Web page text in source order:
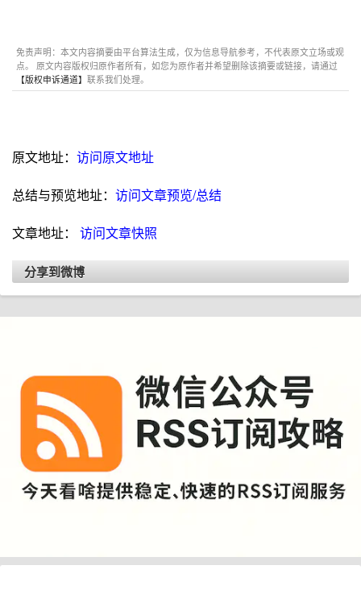
免责声明：本文内容摘要由平台算法生成，仅为信息导航参考，不代表原文立场或观
点。 原文内容版权归原作者所有，如您为原作者并希望删除该摘要或链接，请通过
【版权申诉通道】 联系我们处理。
原文地址： 访问原文地址
总结与预览地址： 访问文章预览/总结
文章地址： 访问文章快照
分享到微博